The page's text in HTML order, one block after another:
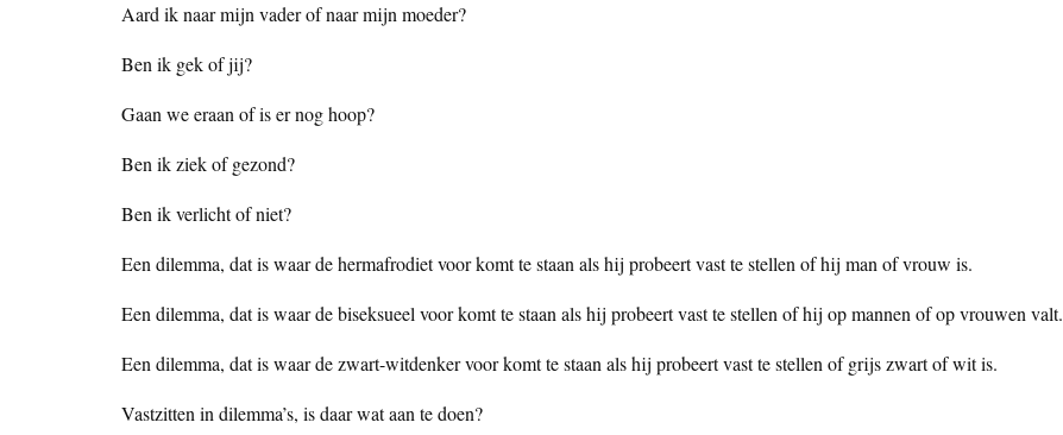
Aard ik naar mijn vader of naar mijn moeder?
Ben ik gek of jij?
Gaan we eraan of is er nog hoop?
Ben ik ziek of gezond?
Ben ik verlicht of niet?
Een dilemma, dat is waar de hermafrodiet voor komt te staan als hij probeert vast te stellen of hij man of vrouw is.
Een dilemma, dat is waar de biseksueel voor komt te staan als hij probeert vast te stellen of hij op mannen of op vrouwen valt.
Een dilemma, dat is waar de zwart-witdenker voor komt te staan als hij probeert vast te stellen of grijs zwart of wit is.
Vastzitten in dilemma’s, is daar wat aan te doen?